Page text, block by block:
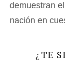
demuestran
nación en
¿ TE